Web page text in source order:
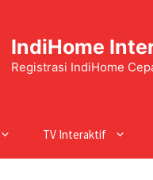
IndiHome
Registrasi IndiHome
TV Interaktif